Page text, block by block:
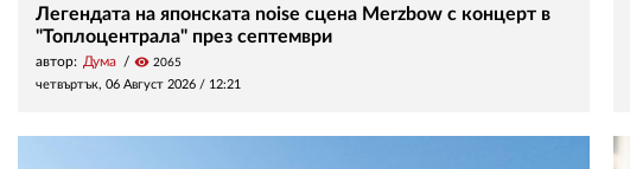
Легендата на японската noise сцена Merzbow с концерт в
"Топлоцентрала" през септември
автор: Дума visibility 2065
четвъртък, 06 Август 2026 / 12:21